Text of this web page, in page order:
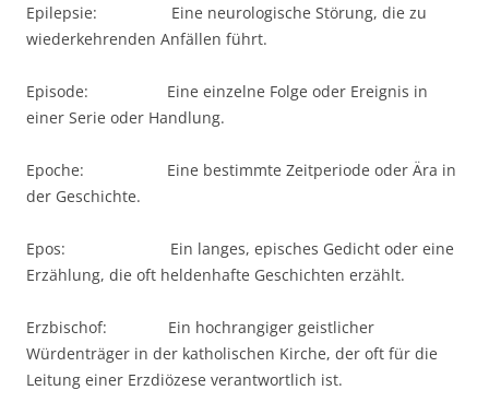
Epilepsie: Eine neurologische Störung, die zu
wiederkehrenden Anfällen führt.
Episode: Eine einzelne Folge oder Ereignis in
einer Serie oder Handlung.
Epoche: Eine bestimmte Zeitperiode oder Ära in
der Geschichte.
Epos: Ein langes, episches Gedicht oder eine
Erzählung, die oft heldenhafte Geschichten erzählt.
Erzbischof: Ein hochrangiger geistlicher
Würdenträger in der katholischen Kirche, der oft für die
Leitung einer Erzdiözese verantwortlich ist.